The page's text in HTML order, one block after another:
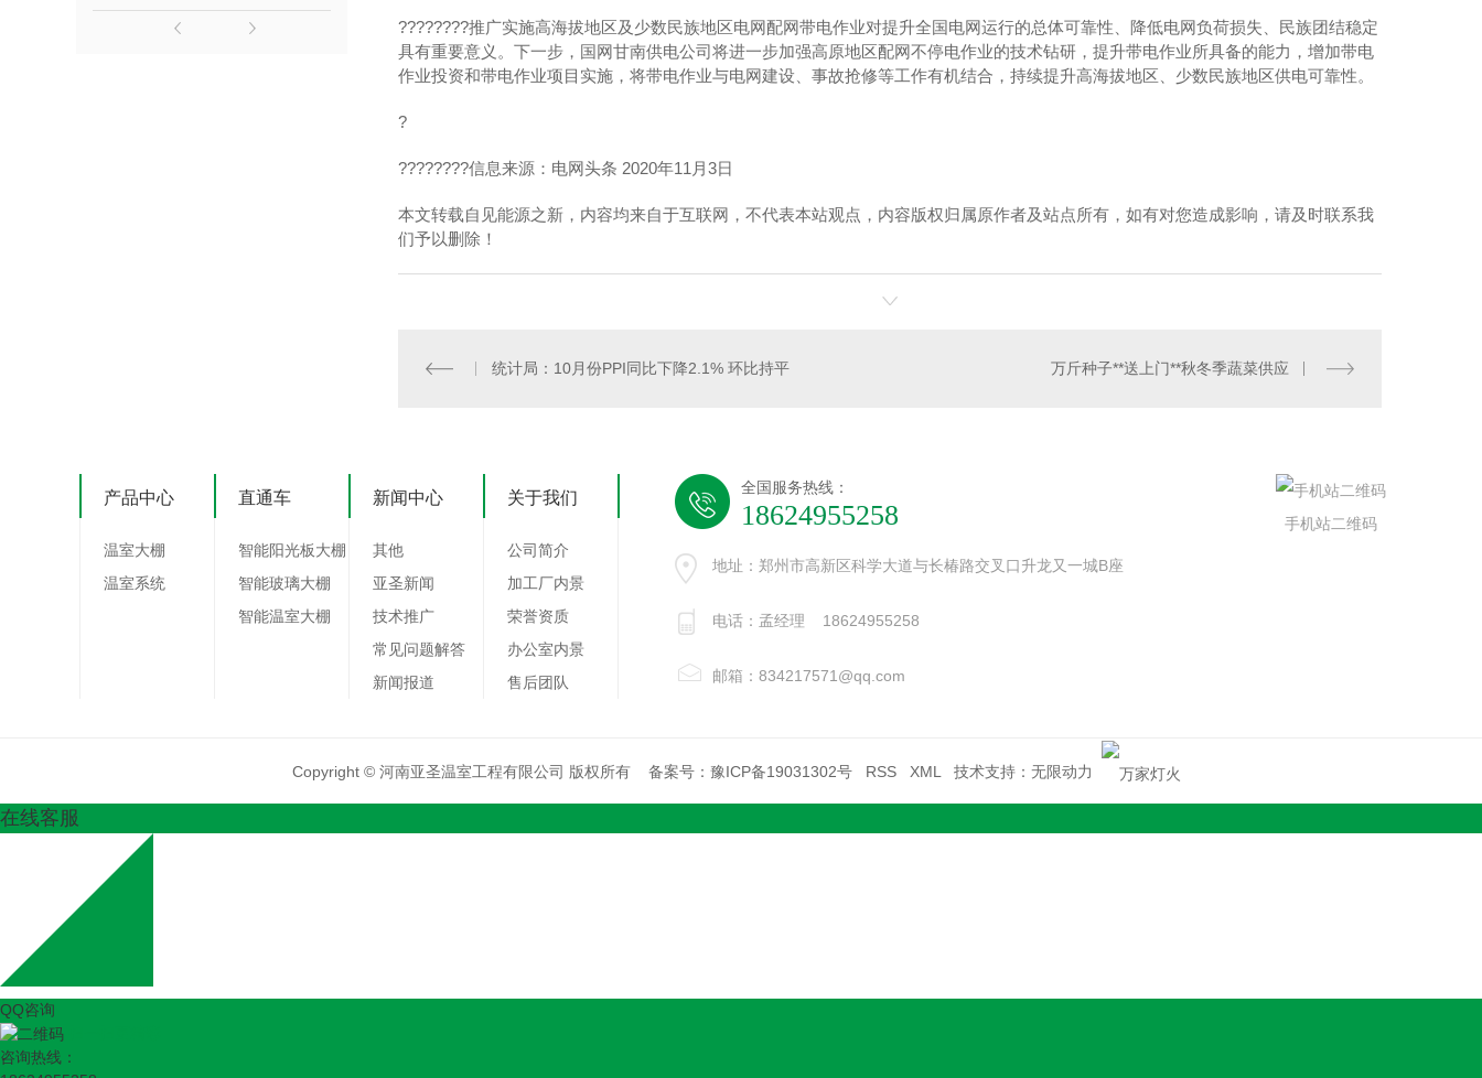
????????推广实施高海拔地区及少数民族地区电网配网带电作业对提升全国电网运行的总体可靠性、降低电网负荷损失、民族团结稳定
具有重要意义。下一步，国网甘南供电公司将进一步加强高原地区配网不停电作业的技术钻研，提升带电作业所具备的能力，增加带电
作业投资和带电作业项目实施，将带电作业与电网建设、事故抢修等工作有机结合，持续提升高海拔地区、少数民族地区供电可靠性。
?
????????信息来源：电网头条 2020年11月3日
本文转载自见能源之新，内容均来自于互联网，不代表本站观点，内容版权归属原作者及站点所有，如有对您造成影响，请及时联系我
们予以删除！
统计局：10月份PPI同比下降2.1% 环比持平 万斤种子**送上门**秋冬季蔬菜供应
产品中心
温室大棚
温室系统
直通车
智能阳光板大棚
智能玻璃大棚
智能温室大棚
新闻中心
其他
亚圣新闻
技术推广
常见问题解答
新闻报道
关于我们
公司简介
加工厂内景
荣誉资质
办公室内景
售后团队
全国服务热线：
18624955258
地址：郑州市高新区科学大道与长椿路交叉口升龙又一城B座
电话：孟经理 18624955258
邮箱：834217571@qq.com
手机站二维码
Copyright © 河南亚圣温室工程有限公司 版权所有 备案号： 豫ICP备19031302号 RSS XML技术支持： 无限动力
在线客服
QQ咨询
咨询热线：